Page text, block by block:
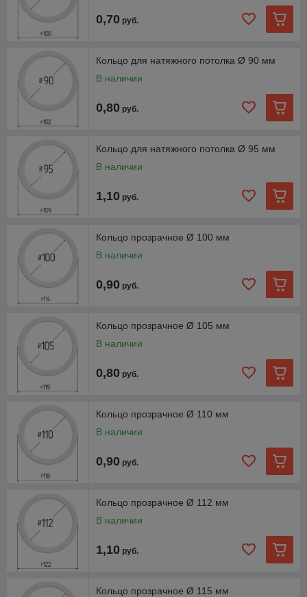
0,70 руб.
Кольцо для натяжного потолка Ø 90 мм
В наличии
0,80 руб.
Кольцо для натяжного потолка Ø 95 мм
В наличии
1,10 руб.
Кольцо прозрачное Ø 100 мм
В наличии
0,90 руб.
Кольцо прозрачное Ø 105 мм
В наличии
0,80 руб.
Кольцо прозрачное Ø 110 мм
В наличии
0,90 руб.
Кольцо прозрачное Ø 112 мм
В наличии
1,10 руб.
Кольцо прозрачное Ø 115 мм